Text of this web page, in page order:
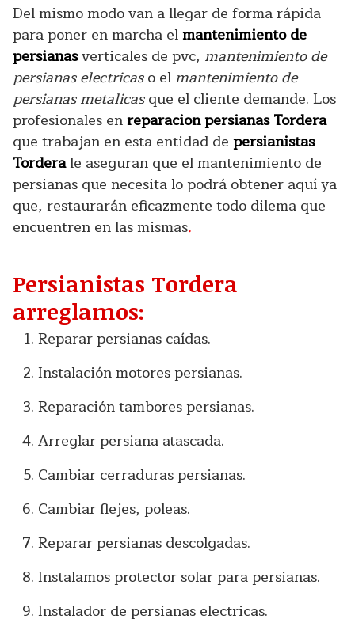
Del mismo modo van a llegar de forma rápida
para poner en marcha elmantenimiento de
persianasverticales de pvc, mantenimiento de
persianas electricaso el mantenimiento de
persianas metalicasque el cliente demande. Los
profesionales enreparacion persianas Tordera
que trabajan en esta entidad de persianistas
Torderale aseguran que el mantenimiento de
persianas que necesita lo podrá obtener aquí ya
que, restaurarán eficazmente todo dilema que
encuentren en las mismas.
Persianistas Tordera
arreglamos:
Reparar persianas caídas.
Instalación motores persianas.
Reparación tambores persianas.
Arreglar persiana atascada.
Cambiar cerraduras persianas.
Cambiar flejes, poleas.
Reparar persianas descolgadas.
Instalamos protector solar para persianas.
Instalador de persianas electricas.